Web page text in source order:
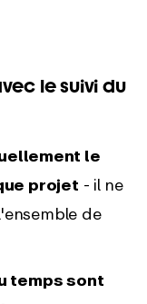
le suivi du
le
projet - il ne
de
temps sont